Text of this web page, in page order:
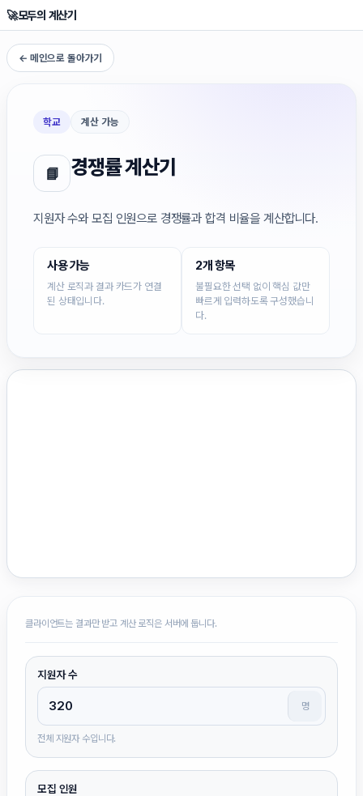
🚀모두의 계산기
← 메인으로 돌아가기
학교 계산 가능
📘 경쟁률 계산기
지원자 수와 모집 인원으로 경쟁률과 합격 비율을 계산합니다.
사용 가능
계산 로직과 결과 카드가 연결
된 상태입니다.
2개 항목
불필요한 선택 없이 핵심 값만
빠르게 입력하도록 구성했습니
다.
클라이언트는 결과만 받고 계산 로직은 서버에 둡니다.
지원자 수
명
전체 지원자 수입니다.
모집 인원